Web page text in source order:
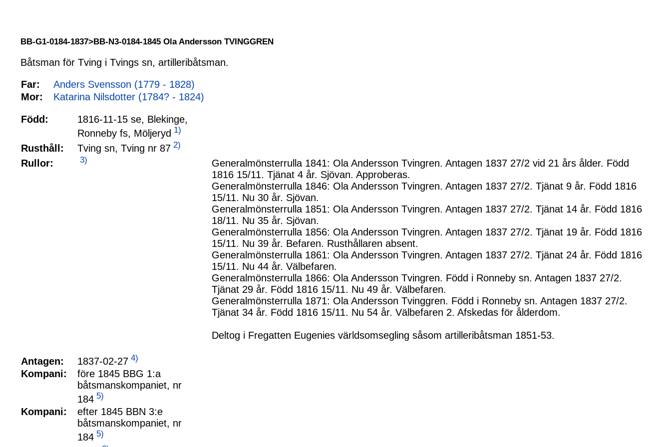
BB-G1-0184-1837>BB-N3-0184-1845 Ola Andersson TVINGGREN
Båtsman för Tving i Tvings sn, artilleribåtsman.
Far:
Anders Svensson (1779 - 1828)
Mor:
Katarina Nilsdotter (1784? - 1824)
Född:
1816-11-15 se, Blekinge,
Ronneby fs, Möljeryd 1)
Rusthåll: Tving sn, Tving nr 87 2)
Rullor: 3)
Generalmönsterrulla 1841: Ola Andersson Tvingren. Antagen 1837 27/2 vid 21 års ålder. Född
1816 15/11. Tjänat 4 år. Sjövan. Approberas.
Generalmönsterrulla 1846: Ola Andersson Tvingren. Antagen 1837 27/2. Tjänat 9 år. Född 1816
15/11. Nu 30 år. Sjövan.
Generalmönsterrulla 1851: Ola Andersson Tvingren. Antagen 1837 27/2. Tjänat 14 år. Född 1816
18/11. Nu 35 år. Sjövan.
Generalmönsterrulla 1856: Ola Andersson Tvingren. Antagen 1837 27/2. Tjänat 19 år. Född 1816
15/11. Nu 39 år. Befaren. Rusthållaren absent.
Generalmönsterrulla 1861: Ola Andersson Tvingren. Antagen 1837 27/2. Tjänat 24 år. Född 1816
15/11. Nu 44 år. Välbefaren.
Generalmönsterrulla 1866: Ola Andersson Tvingren. Född i Ronneby sn. Antagen 1837 27/2.
Tjänat 29 år. Född 1816 15/11. Nu 49 år. Välbefaren.
Generalmönsterrulla 1871: Ola Andersson Tvinggren. Född i Ronneby sn. Antagen 1837 27/2.
Tjänat 34 år. Född 1816 15/11. Nu 54 år. Välbefaren 2. Afskedas för ålderdom.
Deltog i Fregatten Eugenies världsomsegling såsom artilleribåtsman 1851-53.
Antagen: 1837-02-27 4)
Kompani:
före 1845 BBG 1:a
båtsmanskompaniet, nr
184 5)
Kompani:
efter 1845 BBN 3:e
båtsmanskompaniet, nr
184 5)